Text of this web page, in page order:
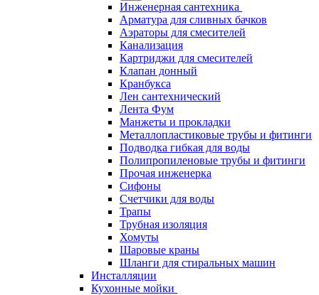
Инженерная сантехника
Арматура для сливных бачков
Аэраторы для смесителей
Канализация
Картриджи для смесителей
Клапан донный
Кранбукса
Лен сантехнический
Лента Фум
Манжеты и прокладки
Металлопластиковые трубы и фитинги
Подводка гибкая для воды
Полипропиленовые трубы и фитинги
Прочая инженерка
Сифоны
Счетчики для воды
Трапы
Трубная изоляция
Хомуты
Шаровые краны
Шланги для стиральных машин
Инсталляции
Кухонные мойки